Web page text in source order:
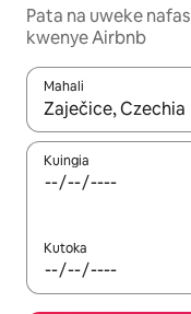
Pata na uweke
kwenye Airbnb
Mahali
Wakati matokeo
Kuingia
Kutoka